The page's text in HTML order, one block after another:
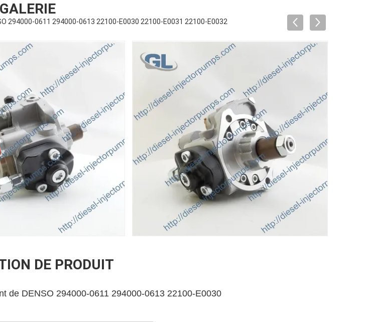
GALERIE
294000-0611 294000-0613 22100-E0030 22100-E0031 22100-E0032
DE PRODUIT
de DENSO 294000-0611 294000-0613 22100-E0030